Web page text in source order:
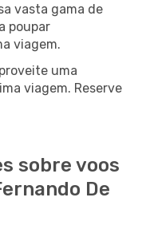
vasta gama de
poupar
viagem.
uma
viagem. Reserve
sobre voos
De